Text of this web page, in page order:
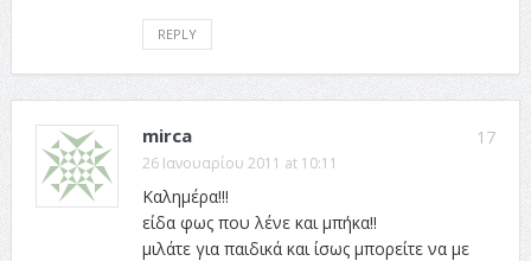
REPLY
17
mirca
26 Ιανουαρίου 2011 at 10:11
Καλημέρα!!!
είδα φως που λένε και μπήκα!!
μιλάτε για παιδικά και ίσως μπορείτε να με